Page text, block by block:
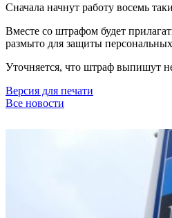
Сначала начнут работу восемь
Вместе со штрафом будет
размыто для защиты
Уточняется, что штраф выпишут
Версия для печати
Все новости